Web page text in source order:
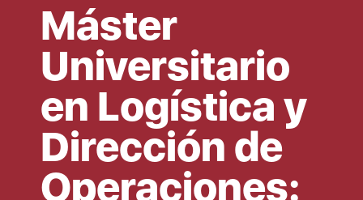
Máster
Universitario
en Logística y
Dirección de
Operaciones: